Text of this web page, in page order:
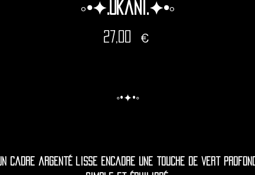
◦•✦.Ukani.✦•◦
27,00 €Prix
◦•✦•◦
Un cadre argenté lisse encadre une touche de vert profond,